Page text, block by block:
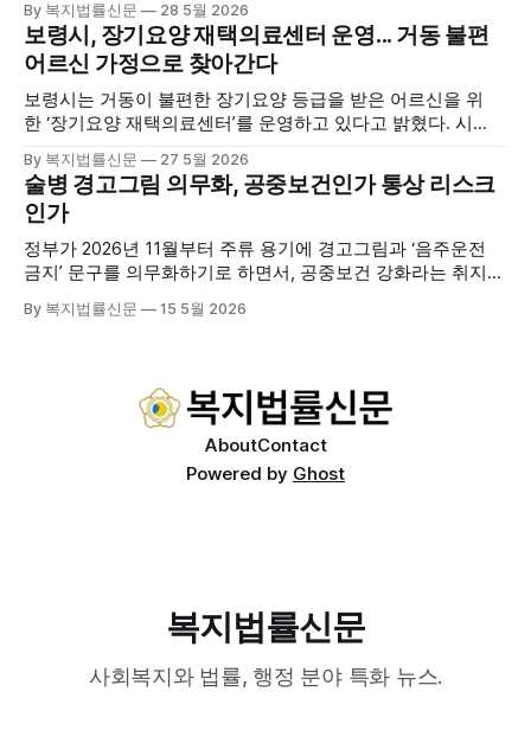
행사에는 서산시 관내 주·야간보호기관 관계자와 종사자, 유관
기관 내빈 등 약 100여명이 참석했으며, 서산시청 관계자, 서
산시노인복지시설협회, 서산시재가복지협회, 서산시사회복지
사협회 등 지역 노인복지 관련 기관 관계자들이 함께해 협회
출범을 축하했다. 서산시노인주야간보호협회는 서산시 소재
By 복지법률신문 28 5월 2026
보령시, 장기요양 재택의료센터 운영... 거동 불편
어르신 가정으로 찾아간다
보령시는 거동이 불편한 장기요양 등급을 받은 어르신을 위
한 ‘장기요양 재택의료센터’를 운영하고 있다고 밝혔다. 시
고 본격적인 서비스 제공에 나서고 있다. 재택의료센터
는 (한)의사가 거동 불편으로 의료기관 이용이 어렵다고 판단
한 장기요양 등급자를 대상으로, (한)의사·간호사·사회복지사
로 구성된 다학제 팀이 직접 가정을 방문해 건강관리서비스
를 제공하는
By 복지법률신문 27 5월 2026
술병 경고그림 의무화, 공중보건인가 통상 리스크
인가
정부가 2026년 11월부터 주류 용기에 경고그림과 ‘음주운전
금지’ 문구를 의무화하기로 하면서, 공중보건 강화라는 취지와
도는 국제 통상 규범, 영세업체 부담, 소비자 선택권 등 다양한
By 복지법률신문 15 5월 2026
AboutContact
Powered by Ghost
복지법률신문
사회복지와 법률, 행정 분야 특화 뉴스.